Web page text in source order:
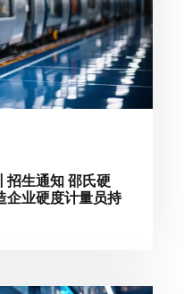
招生通知 邵氏硬
企业硬度计量员持